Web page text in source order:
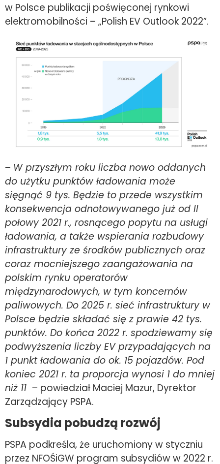
w Polsce publikacji poświęconej rynkowi
elektromobilności – „Polish EV Outlook 2022”.
– W przyszłym roku liczba nowo oddanych
do użytku punktów ładowania może
sięgnąć 9 tys. Będzie to przede wszystkim
konsekwencja odnotowywanego już od II
połowy 2021 r., rosnącego popytu na usługi
ładowania, a także wspierania rozbudowy
infrastruktury ze środków publicznych oraz
coraz mocniejszego zaangażowania na
polskim rynku operatorów
międzynarodowych, w tym koncernów
paliwowych. Do 2025 r. sieć infrastruktury w
Polsce będzie składać się z prawie 42 tys.
punktów. Do końca 2022 r. spodziewamy się
podwyższenia liczby EV przypadających na
1 punkt ładowania do ok. 15 pojazdów. Pod
koniec 2021 r. ta proporcja wynosi 1 do mniej
niż 11 – powiedział Maciej Mazur, Dyrektor
Zarządzający PSPA.
Subsydia pobudzą rozwój
PSPA podkreśla, że uruchomiony w styczniu
przez NFOŚiGW program subsydiów w 2022 r.